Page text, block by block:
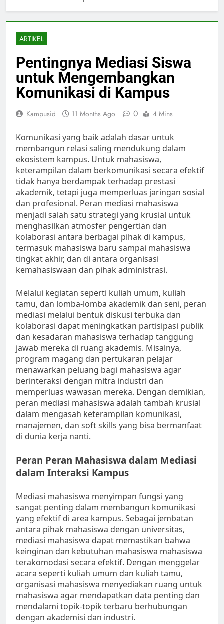
ARTIKEL
Pentingnya Mediasi Siswa
untuk Mengembangkan
Komunikasi di Kampus
Kampusid 11 Months Ago 0 4 Mins
Komunikasi yang baik adalah dasar untuk
membangun relasi saling mendukung dalam
ekosistem kampus. Untuk mahasiswa,
keterampilan dalam berkomunikasi secara efektif
tidak hanya berdampak terhadap prestasi
akademik, tetapi juga memperluas jaringan sosial
dan profesional. Peran mediasi mahasiswa
menjadi salah satu strategi yang krusial untuk
menghasilkan atmosfer pengertian dan
kolaborasi antara berbagai pihak di kampus,
termasuk mahasiswa baru sampai mahasiswa
tingkat akhir, dan di antara organisasi
kemahasiswaan dan pihak administrasi.
Melalui kegiatan seperti kuliah umum, kuliah
tamu, dan lomba-lomba akademik dan seni, peran
mediasi melalui bentuk diskusi terbuka dan
kolaborasi dapat meningkatkan partisipasi publik
dan kesadaran mahasiswa terhadap tanggung
jawab mereka di ruang akademis. Misalnya,
program magang dan pertukaran pelajar
menawarkan peluang bagi mahasiswa agar
berinteraksi dengan mitra industri dan
memperluas wawasan mereka. Dengan demikian,
peran mediasi mahasiswa adalah tambah krusial
dalam mengasah keterampilan komunikasi,
manajemen, dan soft skills yang bisa bermanfaat
di dunia kerja nanti.
Peran Peran Mahasiswa dalam Mediasi
dalam Interaksi Kampus
Mediasi mahasiswa menyimpan fungsi yang
sangat penting dalam membangun komunikasi
yang efektif di area kampus. Sebagai jembatan
antara pihak mahasiswa dengan universitas,
mediasi mahasiswa dapat memastikan bahwa
keinginan dan kebutuhan mahasiswa mahasiswa
terakomodasi secara efektif. Dengan menggelar
acara seperti kuliah umum dan kuliah tamu,
organisasi mahasiswa menyediakan ruang untuk
mahasiswa agar mendapatkan data penting dan
mendalami topik-topik terbaru berhubungan
dengan akademisi dan industri.